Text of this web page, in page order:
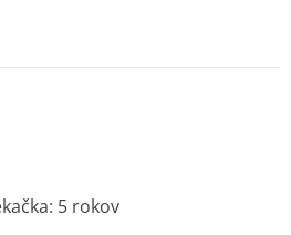
5 rokov